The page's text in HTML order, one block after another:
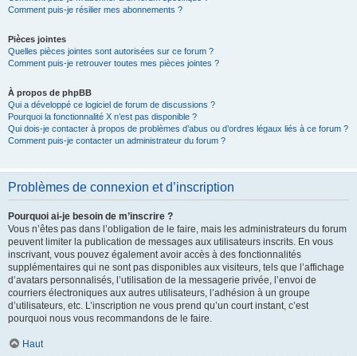
Comment puis-je résilier mes abonnements ?
Pièces jointes
Quelles pièces jointes sont autorisées sur ce forum ?
Comment puis-je retrouver toutes mes pièces jointes ?
À propos de phpBB
Qui a développé ce logiciel de forum de discussions ?
Pourquoi la fonctionnalité X n’est pas disponible ?
Qui dois-je contacter à propos de problèmes d’abus ou d’ordres légaux liés à ce forum ?
Comment puis-je contacter un administrateur du forum ?
Problèmes de connexion et d’inscription
Pourquoi ai-je besoin de m’inscrire ?
Vous n’êtes pas dans l’obligation de le faire, mais les administrateurs du forum
peuvent limiter la publication de messages aux utilisateurs inscrits. En vous
inscrivant, vous pouvez également avoir accès à des fonctionnalités
supplémentaires qui ne sont pas disponibles aux visiteurs, tels que l’affichage
d’avatars personnalisés, l’utilisation de la messagerie privée, l’envoi de
courriers électroniques aux autres utilisateurs, l’adhésion à un groupe
d’utilisateurs, etc. L’inscription ne vous prend qu’un court instant, c’est
pourquoi nous vous recommandons de le faire.
Haut